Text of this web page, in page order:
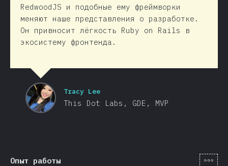
RedwoodJS и подобные ему фреймворки
меняют наше представления о разработке.
Он привносит лёгкость Ruby on Rails в
экосистему фронтенда.
Tracy Lee
This Dot Labs, GDE, MVP
Опыт работы [ru-